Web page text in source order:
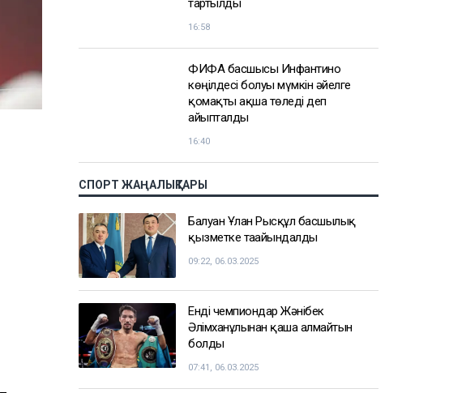
2 сағатта 100 сұрақ: Қазақстан
азаматтығын алу үшін тест қалай
17:59
Бельгия королі Филипп Қазақстанға
мемлекеттік сапармен келеді
17:25
Желіде балағат сөз айтып, әдепсіз
тартылды
ФИФА басшысы Инфантино
көңілдесі болуы мүмкін әйелге
қомақты ақша төледі деп
айыпталды
16:40